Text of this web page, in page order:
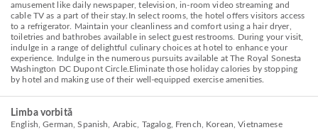
amusement like daily newspaper, television, in-room video streaming and
cable TV as a part of their stay.In select rooms, the hotel offers visitors access
to a refrigerator. Maintain your cleanliness and comfort using a hair dryer,
toiletries and bathrobes available in select guest restrooms. During your visit,
indulge in a range of delightful culinary choices at hotel to enhance your
experience. Indulge in the numerous pursuits available at The Royal Sonesta
Washington DC Dupont Circle.Eliminate those holiday calories by stopping
by hotel and making use of their well-equipped exercise amenities.
Limba vorbită
English, German, Spanish, Arabic, Tagalog, French, Korean, Vietnamese